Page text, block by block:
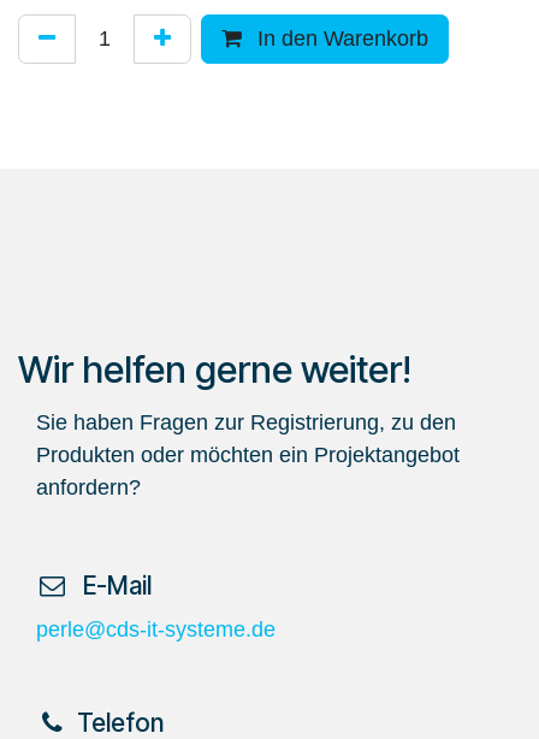
In den Warenkorb
Wir helfen gerne weiter!
Sie haben Fragen zur Registrierung, zu den
Produkten oder möchten ein Projektangebot
anfordern?
​ E-Mail
perle@cds-it-systeme.de
​Telefon